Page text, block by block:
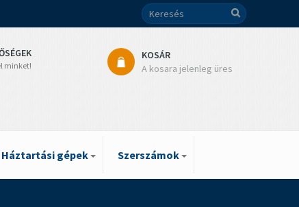
minket!
KOSÁR
A kosara jelenleg üres
Háztartási gépek Szerszámok